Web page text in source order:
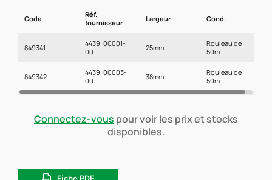
Code
Réf.
fournisseur
Largeur Cond.
849341
4439-00001-
00
25mm
Rouleau de
50m
849342
4439-00003-
00
38mm
Rouleau de
50m
Connectez-vous pour voir les prix et stocks
disponibles.